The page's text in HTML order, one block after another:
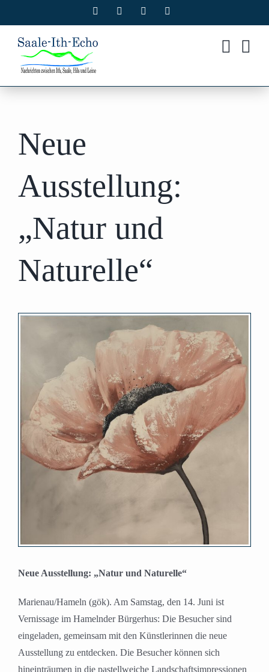
Inhalt
springen
Facebook Instagram
Neue
Ausstellung:
„Natur und
Naturelle“
Neue Ausstellung: „Natur und Naturelle“
Marienau/Hameln (gök). Am Samstag, den 14. Juni ist
Vernissage im Hamelnder Bürgerhus: Die Besucher sind
eingeladen, gemeinsam mit den Künstlerinnen die neue
Ausstellung zu entdecken. Die Besucher können sich
hineinträumen in die pastellweiche Landschaftsimpressionen